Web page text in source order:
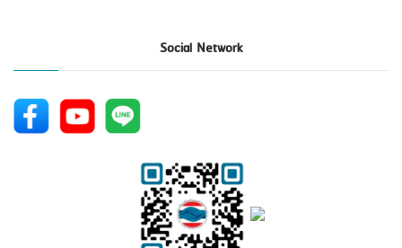
Social Network